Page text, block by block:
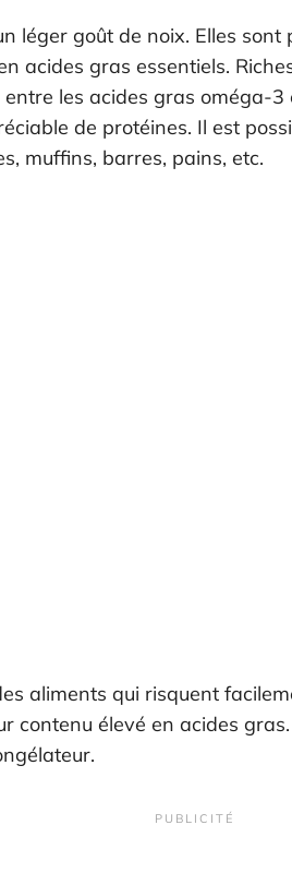
léger goût de noix. Elles
acides gras essentiels.
les acides gras oméga-
de protéines. Il est
muffins, barres, pains, etc.
aliments qui risquent
contenu élevé en acides